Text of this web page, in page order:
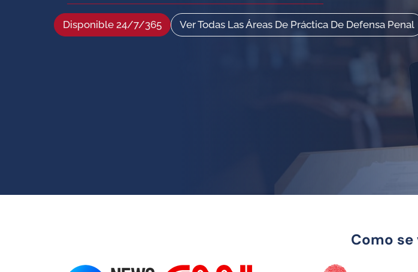
Disponible 24/7/365 Ver Todas Las Áreas De Práctica De Defensa Penal
Como se